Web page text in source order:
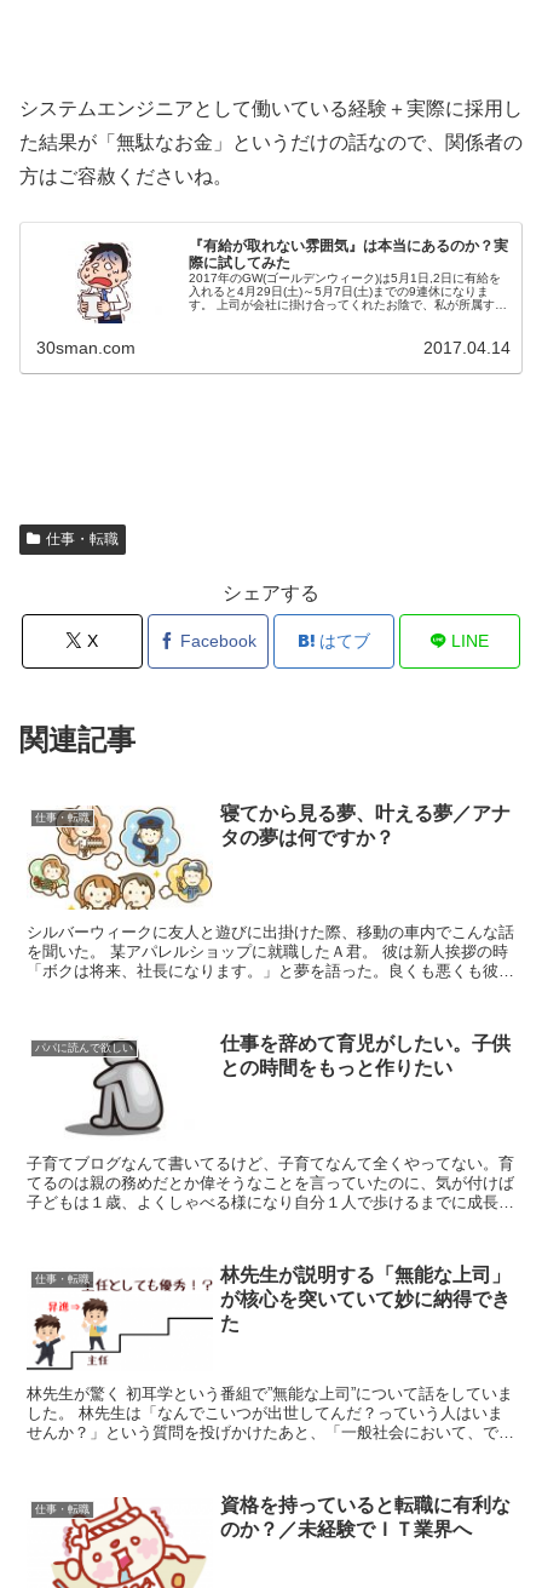
システムエンジニアとして働いている経験＋実際に採用し
た結果が「無駄なお金」というだけの話なので、関係者の
方はご容赦くださいね。
『有給が取れない雰囲気』は本当にあるのか？実
際に試してみた
2017年のGW(ゴールデンウィーク)は5月1日,2日に有給を
入れると4月29日(土)～5月7日(土)までの9連休になりま
す。 上司が会社に掛け合ってくれたお陰で、私が所属する
30sman.com 2017.04.14
仕事・転職
シェアする
X Facebook はてブ LINE
関連記事
仕事・転職
寝てから見る夢、叶える夢／アナ
タの夢は何ですか？
シルバーウィークに友人と遊びに出掛けた際、移動の車内でこんな話
を聞いた。 某アパレルショップに就職したＡ君。 彼は新人挨拶の時
「ボクは将来、社長になります。」と夢を語った。良くも悪くも彼の
パパに読んで欲しい
仕事を辞めて育児がしたい。子供
との時間をもっと作りたい
子育てブログなんて書いてるけど、子育てなんて全くやってない。育
てるのは親の務めだとか偉そうなことを言っていたのに、気が付けば
子どもは１歳、よくしゃべる様になり自分１人で歩けるまでに成長し
仕事・転職
林先生が説明する「無能な上司」
が核心を突いていて妙に納得でき
た
林先生が驚く 初耳学という番組で”無能な上司”について話をしていま
した。 林先生は「なんでこいつが出世してんだ？っていう人はいま
せんか？」という質問を投げかけたあと、「一般社会において、でき
仕事・転職
資格を持っていると転職に有利な
のか？／未経験でＩＴ業界へ